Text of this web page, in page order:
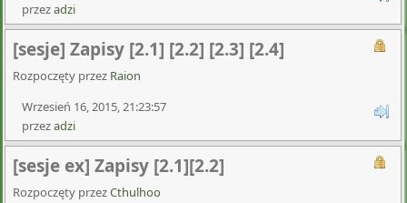
przezadzi
[sesje] Zapisy [2.1] [2.2] [2.3] [2.4]
Rozpoczęty przez Raion
Wrzesień 16, 2015, 21:23:57
przezadzi
[sesje ex] Zapisy [2.1][2.2]
Rozpoczęty przezCthulhoo